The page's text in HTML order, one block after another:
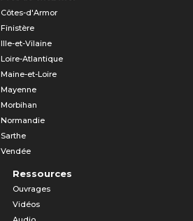
Côtes-d'Armor
Finistère
Ille-et-Vilaine
Loire-Atlantique
Maine-et-Loire
Mayenne
Morbihan
Normandie
Sarthe
Vendée
Ressources
Ouvrages
Vidéos